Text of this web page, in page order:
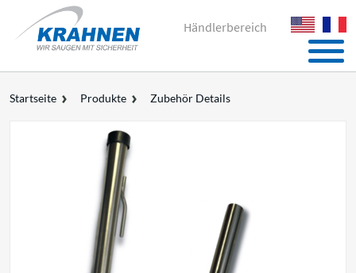
Händlerbereich
Startseite Produkte Zubehör Details